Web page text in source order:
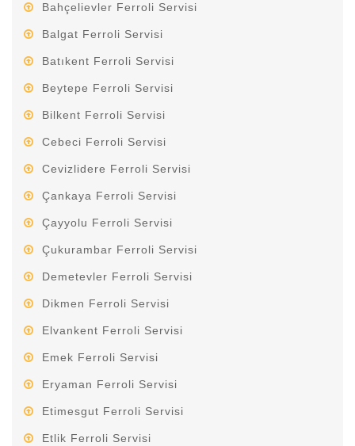
Bahçelievler Ferroli Servisi
Balgat Ferroli Servisi
Batıkent Ferroli Servisi
Beytepe Ferroli Servisi
Bilkent Ferroli Servisi
Cebeci Ferroli Servisi
Cevizlidere Ferroli Servisi
Çankaya Ferroli Servisi
Çayyolu Ferroli Servisi
Çukurambar Ferroli Servisi
Demetevler Ferroli Servisi
Dikmen Ferroli Servisi
Elvankent Ferroli Servisi
Emek Ferroli Servisi
Eryaman Ferroli Servisi
Etimesgut Ferroli Servisi
Etlik Ferroli Servisi